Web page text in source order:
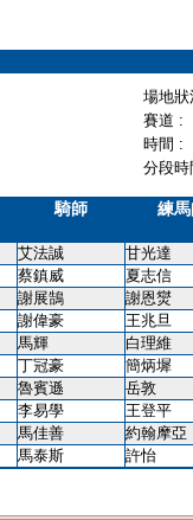
場地
賽道 :
時間 :
分段
騎師 練
艾法誠 甘光達
蔡鎮威 夏志信
謝展鵠 謝恩爕
謝偉豪 王兆旦
馬輝 白理維
丁冠豪 簡炳墀
魯賓遜 岳敦
李易學 王登平
馬佳善 約翰摩亞
馬泰斯
許怡